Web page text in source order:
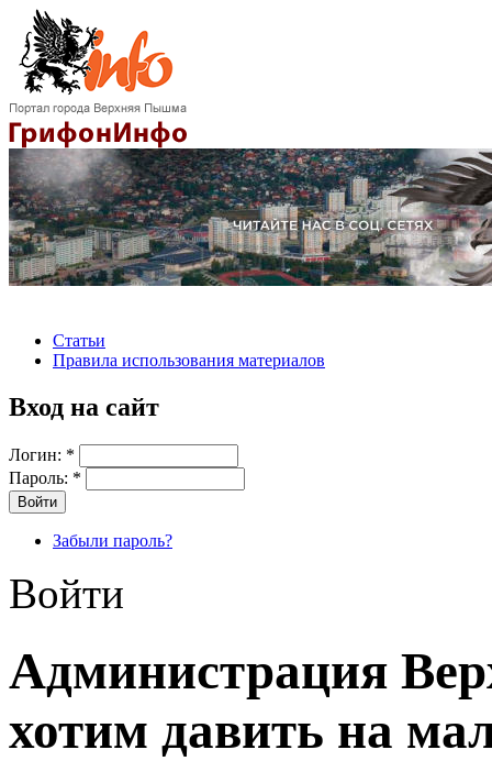
Статьи
Правила использования материалов
Вход на сайт
Логин: *
Пароль: *
Забыли пароль?
Войти
Администрация
хотим давить на